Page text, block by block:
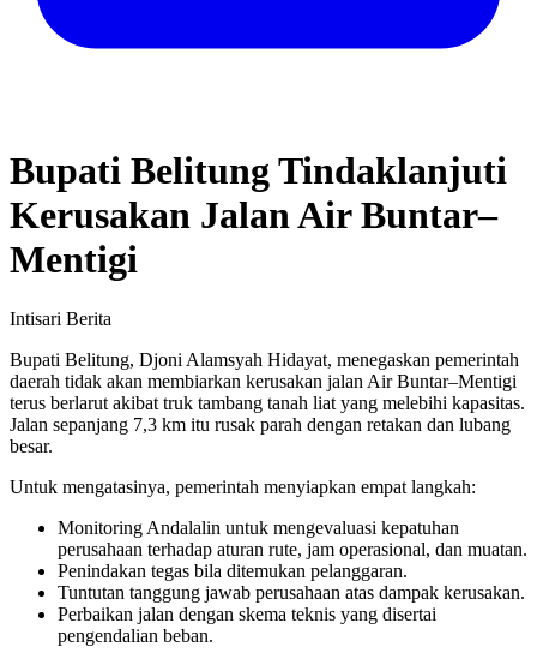
Bupati Belitung Tindaklanjuti
Kerusakan Jalan Air Buntar–
Mentigi
Intisari Berita
Bupati Belitung, Djoni Alamsyah Hidayat, menegaskan pemerintah
daerah tidak akan membiarkan kerusakan jalan Air Buntar–Mentigi
terus berlarut akibat truk tambang tanah liat yang melebihi kapasitas.
Jalan sepanjang 7,3 km itu rusak parah dengan retakan dan lubang
besar.
Untuk mengatasinya, pemerintah menyiapkan empat langkah:
Monitoring Andalalin untuk mengevaluasi kepatuhan
perusahaan terhadap aturan rute, jam operasional, dan muatan.
Penindakan tegas bila ditemukan pelanggaran.
Tuntutan tanggung jawab perusahaan atas dampak kerusakan.
Perbaikan jalan dengan skema teknis yang disertai
pengendalian beban.